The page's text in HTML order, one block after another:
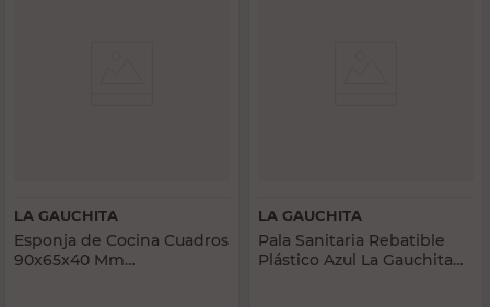
LA GAUCHITA
Esponja de Cocina Cuadros
90x65x40 Mm
LA GAUCHITA
Pala Sanitaria Rebatible
Plástico Azul La Gauchita